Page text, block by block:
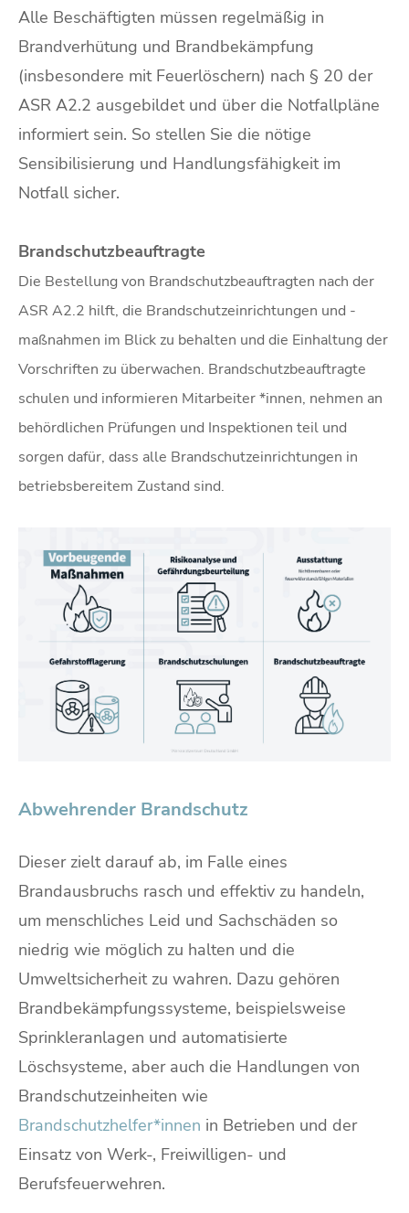
Alle Beschäftigten müssen regelmäßig in
Brandverhütung und Brandbekämpfung
(insbesondere mit Feuerlöschern) nach § 20 der
ASR A2.2 ausgebildet und über die Notfallpläne
informiert sein. So stellen Sie die nötige
Sensibilisierung und Handlungsfähigkeit im
Notfall sicher.
Brandschutzbeauftragte
Die Bestellung von Brandschutzbeauftragten nach der
ASR A2.2 hilft, die Brandschutzeinrichtungen und -
maßnahmen im Blick zu behalten und die Einhaltung der
Vorschriften zu überwachen. Brandschutzbeauftragte
schulen und informieren Mitarbeiter *innen, nehmen an
behördlichen Prüfungen und Inspektionen teil und
sorgen dafür, dass alle Brandschutzeinrichtungen in
betriebsbereitem Zustand sind.
Abwehrender Brandschutz
Dieser zielt darauf ab, im Falle eines
Brandausbruchs rasch und effektiv zu handeln,
um menschliches Leid und Sachschäden so
niedrig wie möglich zu halten und die
Umweltsicherheit zu wahren. Dazu gehören
Brandbekämpfungssysteme, beispielsweise
Sprinkleranlagen und automatisierte
Löschsysteme, aber auch die Handlungen von
Brandschutzeinheiten wie
Brandschutzhelfer*innen in Betrieben und der
Einsatz von Werk-, Freiwilligen- und
Berufsfeuerwehren.